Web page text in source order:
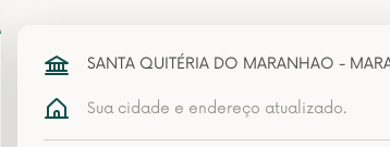
SANTA QUITÉRIA DO MARANHAO -
Sua cidade e endereço atualizado.